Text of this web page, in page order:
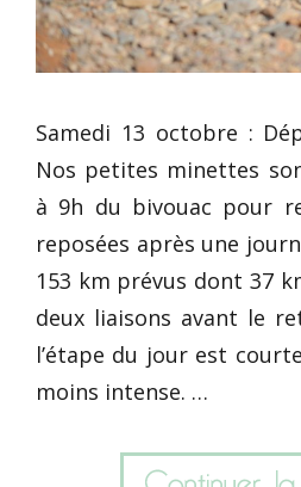
Samedi 13 octobre :
Nos petites minettes
à 9h du bivouac pour
reposées après une
153 km prévus dont 37
deux liaisons avant le
l’étape du jour est
moins intense. …